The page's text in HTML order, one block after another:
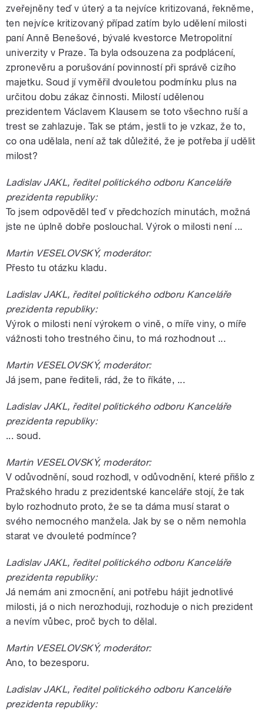
zveřejněny teď v úterý a ta nejvíce kritizovaná, řekněme,
ten nejvíce kritizovaný případ zatím bylo udělení milosti
paní Anně Benešové, bývalé kvestorce Metropolitní
univerzity v Praze. Ta byla odsouzena za podplácení,
zpronevěru a porušování povinností při správě cizího
majetku. Soud jí vyměřil dvouletou podmínku plus na
určitou dobu zákaz činnosti. Milostí udělenou
prezidentem Václavem Klausem se toto všechno ruší a
trest se zahlazuje. Tak se ptám, jestli to je vzkaz, že to,
co ona udělala, není až tak důležité, že je potřeba jí udělit
milost?
Ladislav JAKL, ředitel politického odboru Kanceláře
prezidenta republiky:
To jsem odpověděl teď v předchozích minutách, možná
jste ne úplně dobře poslouchal. Výrok o milosti není ...
Martin VESELOVSKÝ, moderátor:
Přesto tu otázku kladu.
Ladislav JAKL, ředitel politického odboru Kanceláře
prezidenta republiky:
Výrok o milosti není výrokem o vině, o míře viny, o míře
vážnosti toho trestného činu, to má rozhodnout ...
Martin VESELOVSKÝ, moderátor:
Já jsem, pane řediteli, rád, že to říkáte, ...
Ladislav JAKL, ředitel politického odboru Kanceláře
prezidenta republiky:
... soud.
Martin VESELOVSKÝ, moderátor:
V odůvodnění, soud rozhodl, v odůvodnění, které přišlo z
Pražského hradu z prezidentské kanceláře stojí, že tak
bylo rozhodnuto proto, že se ta dáma musí starat o
svého nemocného manžela. Jak by se o něm nemohla
starat ve dvouleté podmínce?
Ladislav JAKL, ředitel politického odboru Kanceláře
prezidenta republiky:
Já nemám ani zmocnění, ani potřebu hájit jednotlivé
milosti, já o nich nerozhoduji, rozhoduje o nich prezident
a nevím vůbec, proč bych to dělal.
Martin VESELOVSKÝ, moderátor:
Ano, to bezesporu.
Ladislav JAKL, ředitel politického odboru Kanceláře
prezidenta republiky: